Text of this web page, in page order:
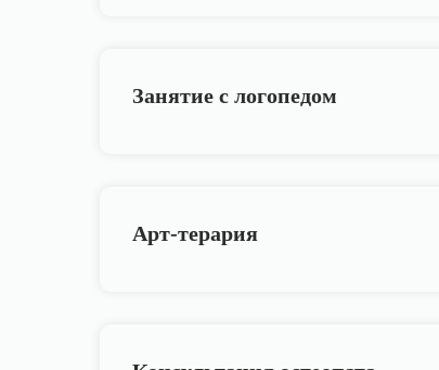
Занятие с логопедом
Арт-терария